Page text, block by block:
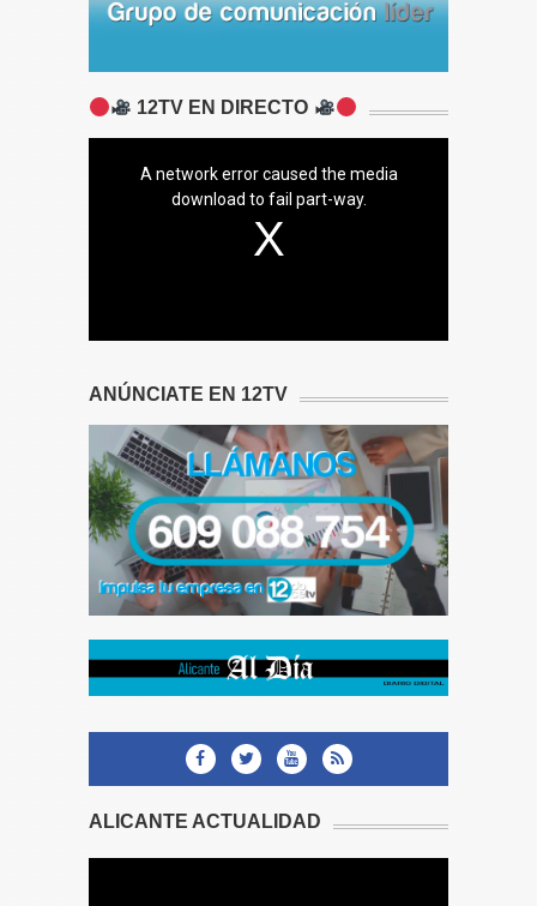
12TV EN DIRECTO
A network error caused the media
download to fail part-way.
ANÚNCIATE EN 12TV
ALICANTE ACTUALIDAD